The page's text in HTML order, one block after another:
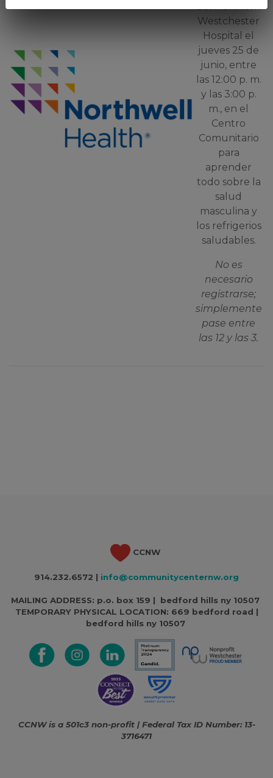
del Northern
Westchester
Hospital el
jueves 25 de
junio, entre
las 12:00 p. m.
y las 3:00 p.
m., en el
Centro
Comunitario
para
aprender
todo sobre la
salud
masculina y
los refrigerios
saludables.
No es
necesario
registrarse;
simplemente
pase entre
las 12 y las 3.
CCNW
914.232.6572 | info@communitycenternw.org
MAILING ADDRESS: p.o. box 159 | bedford hills ny 10507
TEMPORARY PHYSICAL LOCATION: 669 bedford road |
bedford hills ny 10507
CCNW is a 501c3 non-profit | Federal Tax ID Number: 13-
3716471